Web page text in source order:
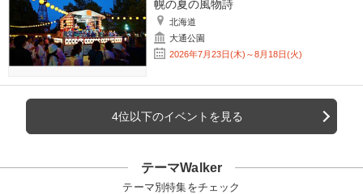
幌の夏の風物詩
北海道
大通公園
2026年7月23日(木)～8月18日(火)
4位以下のイベントを見る
テーマWalker
テーマ別特集をチェック